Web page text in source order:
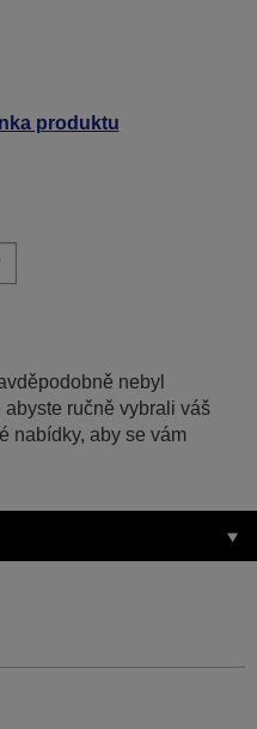
produktu
nebyl
ručně vybrali váš
nabídky, aby se vám